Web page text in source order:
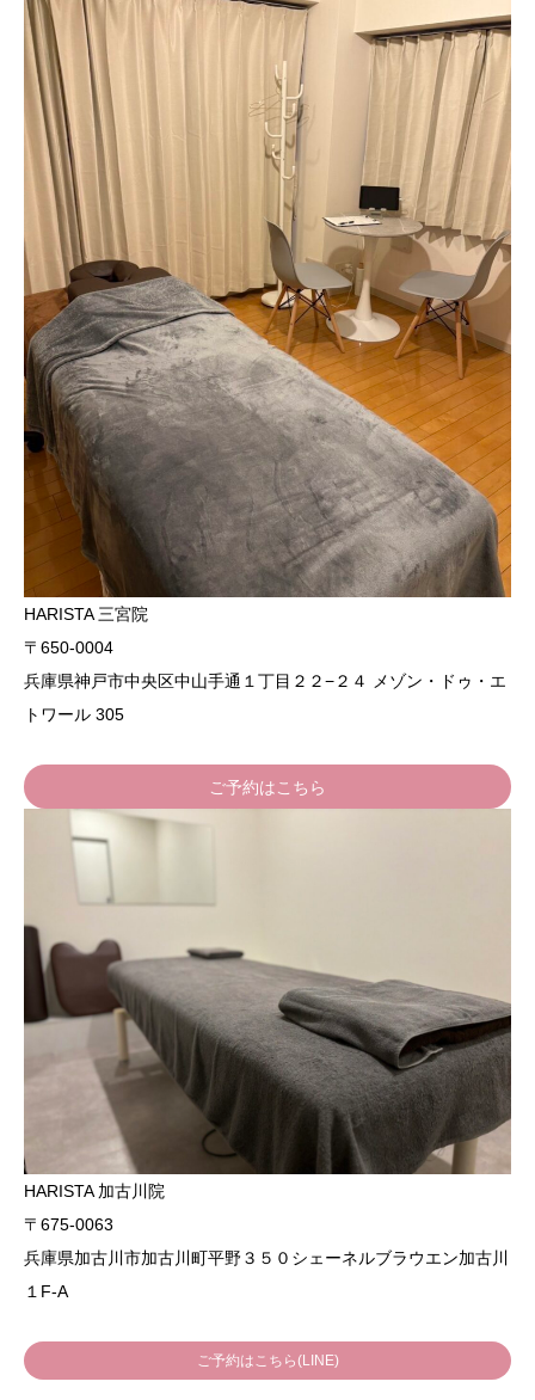
HARISTA 三宮院
〒650-0004
兵庫県神戸市中央区中山手通１丁目２２−２４ メゾン・ドゥ・エ
トワール 305
ご予約はこちら
HARISTA 加古川院
〒675-0063
兵庫県加古川市加古川町平野３５０シェーネルブラウエン加古川
１F-A
ご予約はこちら(LINE)